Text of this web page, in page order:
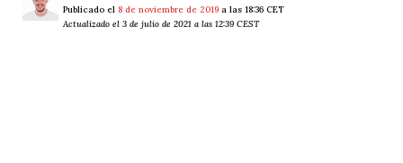
Publicado el 8 de noviembre de 2019 a las 18:36 CET
Actualizado el 3 de julio de 2021 a las 12:39 CEST